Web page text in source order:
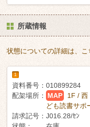
所蔵情報
状態についての詳細は、こ
1
資料番号： 010899284
配架場所：
MAP
1F / 西
ども読書サポ
請求記号： J016.28/ｾﾝ